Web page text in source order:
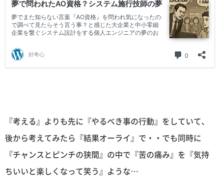
『考える』よりも先に『やるべき事の行動』をしていて、
後から考えてみたら『結果オーライ』で・・でも同時に
『チャンスとピンチの狭間』の中で『苦の痛み』を『気持
ちいいと楽しくなって笑う』ような…